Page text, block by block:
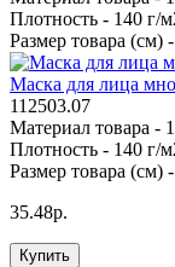
Плотность - 140 г/
Размер товара (см) -
Маска для лица
112503.07
Материал товара -
Плотность - 140 г/
Размер товара (см) -
35.48р.
Купить